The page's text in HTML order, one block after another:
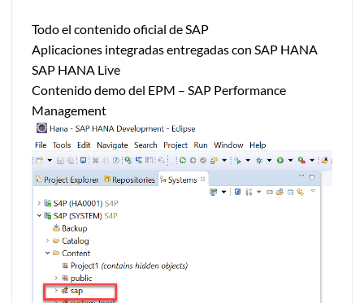
Todo el contenido oficial de SAP
Aplicaciones integradas entregadas con SAP HANA
SAP HANA Live
Contenido demo del EPM – SAP Performance
Management